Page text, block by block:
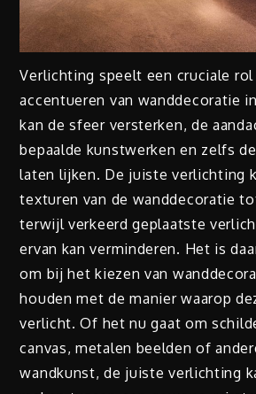
Verlichting speelt een cruciale
accentueren van wanddecoratie
kan de sfeer versterken, de
bepaalde kunstwerken en zelfs
laten lijken. De juiste verlichting
texturen van de wanddecoratie
terwijl verkeerd geplaatste
ervan kan verminderen. Het is
om bij het kiezen van
houden met de manier waarop
verlicht. Of het nu gaat om
canvas, metalen beelden of
wandkunst, de juiste verlichting